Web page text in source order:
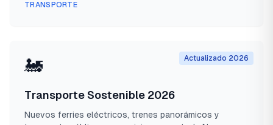
TRANSPORTE
Actualizado 2026
🚂
Transporte Sostenible 2026
Nuevos ferries eléctricos, trenes panorámicos y